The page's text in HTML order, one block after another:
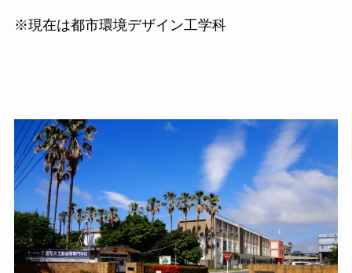
※現在は都市環境デザイン工学科